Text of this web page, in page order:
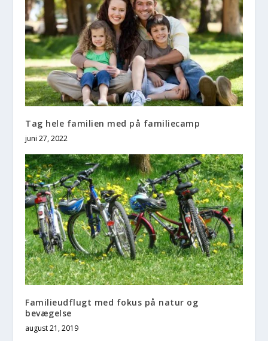
Tag hele familien med på familiecamp
juni 27, 2022
Familieudflugt med fokus på natur og
bevægelse
august 21, 2019